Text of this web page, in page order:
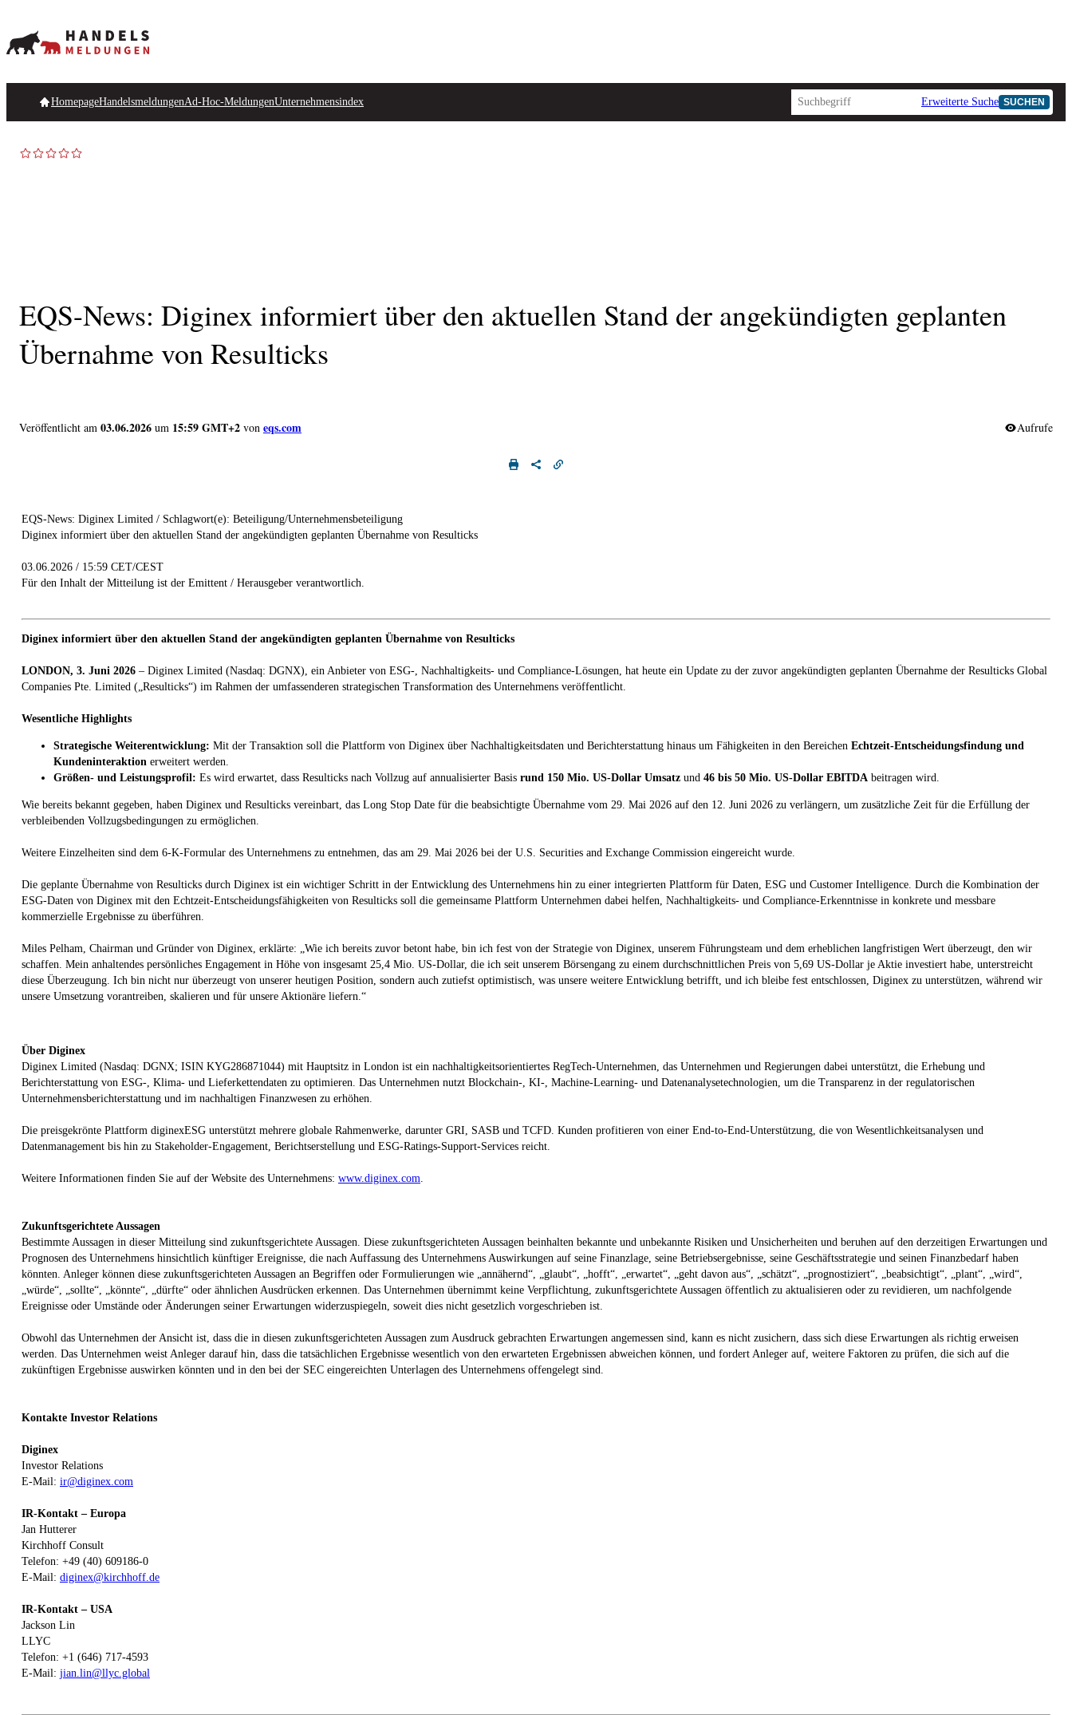
HomepageHandelsmeldungenAd-Hoc-MeldungenUnternehmensindex Erweiterte Suche SUCHEN
EQS-News: Diginex informiert über den aktuellen Stand der angekündigten geplanten
Übernahme von Resulticks
Veröffentlicht am 03.06.2026 um 15:59 GMT+2 von eqs.com Aufrufe
EQS-News: Diginex Limited / Schlagwort(e): Beteiligung/Unternehmensbeteiligung
Diginex informiert über den aktuellen Stand der angekündigten geplanten Übernahme von Resulticks
03.06.2026 / 15:59 CET/CEST
Für den Inhalt der Mitteilung ist der Emittent / Herausgeber verantwortlich.
Diginex informiert über den aktuellen Stand der angekündigten geplanten Übernahme von Resulticks
LONDON, 3. Juni 2026 – Diginex Limited (Nasdaq: DGNX), ein Anbieter von ESG-, Nachhaltigkeits- und Compliance-Lösungen, hat heute ein Update zu der zuvor angekündigten geplanten Übernahme der Resulticks Global
Companies Pte. Limited („Resulticks“) im Rahmen der umfassenderen strategischen Transformation des Unternehmens veröffentlicht.
Wesentliche Highlights
Strategische Weiterentwicklung: Mit der Transaktion soll die Plattform von Diginex über Nachhaltigkeitsdaten und Berichterstattung hinaus um Fähigkeiten in den Bereichen Echtzeit-Entscheidungsfindung und
Kundeninteraktion erweitert werden.
Größen- und Leistungsprofil: Es wird erwartet, dass Resulticks nach Vollzug auf annualisierter Basis rund 150 Mio. US-Dollar Umsatz und 46 bis 50 Mio. US-Dollar EBITDA beitragen wird.
Wie bereits bekannt gegeben, haben Diginex und Resulticks vereinbart, das Long Stop Date für die beabsichtigte Übernahme vom 29. Mai 2026 auf den 12. Juni 2026 zu verlängern, um zusätzliche Zeit für die Erfüllung der
verbleibenden Vollzugsbedingungen zu ermöglichen.
Weitere Einzelheiten sind dem 6-K-Formular des Unternehmens zu entnehmen, das am 29. Mai 2026 bei der U.S. Securities and Exchange Commission eingereicht wurde.
Die geplante Übernahme von Resulticks durch Diginex ist ein wichtiger Schritt in der Entwicklung des Unternehmens hin zu einer integrierten Plattform für Daten, ESG und Customer Intelligence. Durch die Kombination der
ESG-Daten von Diginex mit den Echtzeit-Entscheidungsfähigkeiten von Resulticks soll die gemeinsame Plattform Unternehmen dabei helfen, Nachhaltigkeits- und Compliance-Erkenntnisse in konkrete und messbare
kommerzielle Ergebnisse zu überführen.
Miles Pelham, Chairman und Gründer von Diginex, erklärte: „Wie ich bereits zuvor betont habe, bin ich fest von der Strategie von Diginex, unserem Führungsteam und dem erheblichen langfristigen Wert überzeugt, den wir
schaffen. Mein anhaltendes persönliches Engagement in Höhe von insgesamt 25,4 Mio. US-Dollar, die ich seit unserem Börsengang zu einem durchschnittlichen Preis von 5,69 US-Dollar je Aktie investiert habe, unterstreicht
diese Überzeugung. Ich bin nicht nur überzeugt von unserer heutigen Position, sondern auch zutiefst optimistisch, was unsere weitere Entwicklung betrifft, und ich bleibe fest entschlossen, Diginex zu unterstützen, während wir
unsere Umsetzung vorantreiben, skalieren und für unsere Aktionäre liefern.“
Über Diginex
Diginex Limited (Nasdaq: DGNX; ISIN KYG286871044) mit Hauptsitz in London ist ein nachhaltigkeitsorientiertes RegTech-Unternehmen, das Unternehmen und Regierungen dabei unterstützt, die Erhebung und
Berichterstattung von ESG-, Klima- und Lieferkettendaten zu optimieren. Das Unternehmen nutzt Blockchain-, KI-, Machine-Learning- und Datenanalysetechnologien, um die Transparenz in der regulatorischen
Unternehmensberichterstattung und im nachhaltigen Finanzwesen zu erhöhen.
Die preisgekrönte Plattform diginexESG unterstützt mehrere globale Rahmenwerke, darunter GRI, SASB und TCFD. Kunden profitieren von einer End-to-End-Unterstützung, die von Wesentlichkeitsanalysen und
Datenmanagement bis hin zu Stakeholder-Engagement, Berichtserstellung und ESG-Ratings-Support-Services reicht.
Weitere Informationen finden Sie auf der Website des Unternehmens: www.diginex.com
Zukunftsgerichtete Aussagen
Bestimmte Aussagen in dieser Mitteilung sind zukunftsgerichtete Aussagen. Diese zukunftsgerichteten Aussagen beinhalten bekannte und unbekannte Risiken und Unsicherheiten und beruhen auf den derzeitigen Erwartungen und
Prognosen des Unternehmens hinsichtlich künftiger Ereignisse, die nach Auffassung des Unternehmens Auswirkungen auf seine Finanzlage, seine Betriebsergebnisse, seine Geschäftsstrategie und seinen Finanzbedarf haben
könnten. Anleger können diese zukunftsgerichteten Aussagen an Begriffen oder Formulierungen wie „annähernd“, „glaubt“, „hofft“, „erwartet“, „geht davon aus“, „schätzt“, „prognostiziert“, „beabsichtigt“, „plant“, „wird“,
„würde“, „sollte“, „könnte“, „dürfte“ oder ähnlichen Ausdrücken erkennen. Das Unternehmen übernimmt keine Verpflichtung, zukunftsgerichtete Aussagen öffentlich zu aktualisieren oder zu revidieren, um nachfolgende
Ereignisse oder Umstände oder Änderungen seiner Erwartungen widerzuspiegeln, soweit dies nicht gesetzlich vorgeschrieben ist.
Obwohl das Unternehmen der Ansicht ist, dass die in diesen zukunftsgerichteten Aussagen zum Ausdruck gebrachten Erwartungen angemessen sind, kann es nicht zusichern, dass sich diese Erwartungen als richtig erweisen
werden. Das Unternehmen weist Anleger darauf hin, dass die tatsächlichen Ergebnisse wesentlich von den erwarteten Ergebnissen abweichen können, und fordert Anleger auf, weitere Faktoren zu prüfen, die sich auf die
zukünftigen Ergebnisse auswirken könnten und in den bei der SEC eingereichten Unterlagen des Unternehmens offengelegt sind.
Kontakte Investor Relations
Diginex
Investor Relations
E-Mail: ir@diginex.com
IR-Kontakt – Europa
Jan Hutterer
Kirchhoff Consult
Telefon: +49 (40) 609186-0
E-Mail: diginex@kirchhoff.de
IR-Kontakt – USA
Jackson Lin
LLYC
Telefon: +1 (646) 717-4593
E-Mail: jian.lin@llyc.global